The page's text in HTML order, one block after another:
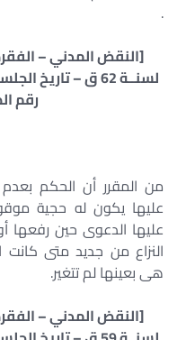
.
رقم
من المقرر أن الحكم
عليها يكون له حجية
عليها الدعوى حين
النزاع من جديد متى كانت
هى بعينها لم تتغير.